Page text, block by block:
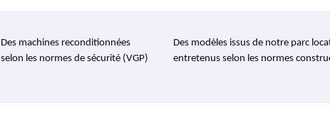
Des machines reconditionnées
selon les normes de sécurité (VGP)
Des modèles issus de notre parc
entretenus selon les normes